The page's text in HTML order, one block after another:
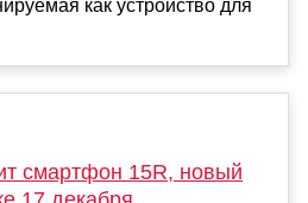
как устройство для
смартфон 15R, новый